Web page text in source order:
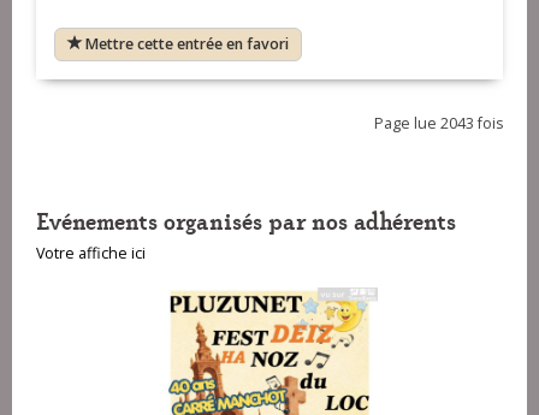
Mettre cette entrée en favori
Page lue 2043 fois
Evénements organisés par nos adhérents
Votre affiche ici